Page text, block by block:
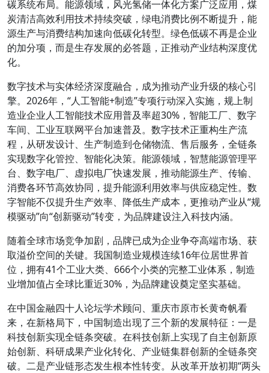
碳系统布局。能源领域，风光氢储一体化方案广泛应用，煤
炭清洁高效利用技术持续突破，绿电消费比例不断提升，能
源生产与消费结构加速向低碳化转型。绿色低碳不再是企业
的加分项，而是生存发展的必答题，正推动产业结构深度优
化。
数字技术与实体经济深度融合，成为推动产业升级的核心引
擎。2026年，“人工智能+制造”专项行动深入实施，规上制
造业企业人工智能技术应用普及率超30%，智能工厂、数字
车间、工业互联网平台加速普及。数字技术正重构生产流
程，从研发设计、生产制造到仓储物流、售后服务，全链条
实现数字化管控、智能化决策。能源领域，智慧能源管理平
台、数字电厂、虚拟电厂快速发展，推动能源生产、传输、
消费各环节高效协同，提升能源利用效率与供应稳定性。数
字智能不仅提升生产效率、降低生产成本，更推动产业从“规
模驱动”向“创新驱动”转变，为品牌建设注入科技内涵。
随着全球市场竞争加剧，品牌已成为企业争夺高端市场、获
取溢价空间的关键。我国制造业规模连续16年位居世界首
位，拥有41个工业大类、666个小类的完整工业体系，制造
业增加值占全球比重近30%，为品牌建设奠定坚实基础。
在中国金融四十人论坛学术顾问、重庆市原市长黄奇帆看
来，在新格局下，中国制造出现了三个新的发展特征：一是
科技创新实现全链条突破。在科技创新上实现了自主创新原
始创新、科研成果产业化转化、产业链集群创新的全链条突
破。二是产业链形态发生根本性转变。从改革开放初期“两头